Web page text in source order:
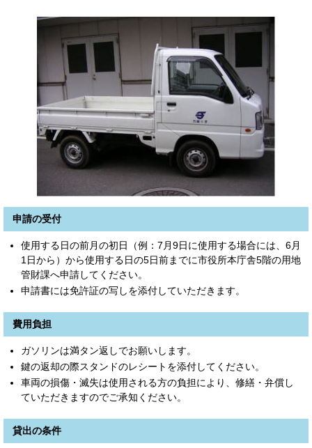
申請の受付
使用する日の前月の初日（例：7月9日に使用する場合には、6月
1日から）から使用する日の5日前までに市役所本庁舎5階の用地
管財課へ申請してください。
申請書には免許証の写しを添付していただきます。
費用負担
ガソリンは満タン返しでお願いします。
鍵の返却の際スタンドのレシートを添付してください。
車両の損傷・滅失は使用される方の負担により、修繕・弁償し
ていただきますのでご承知ください。
貸出の条件